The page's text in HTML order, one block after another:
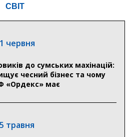
згоріли. Як допомогти
серпня
спрямував 0,2 млрд грн
та підтримку
серпня
СВІТ
червня
до сумських махінацій:
чесний бізнес та чому
«Ордекс» має
травня